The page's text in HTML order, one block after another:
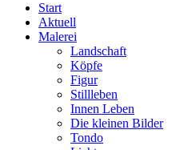
Start
Aktuell
Malerei
Landschaft
Köpfe
Figur
Stillleben
Innen Leben
Die kleinen Bilder
Tondo